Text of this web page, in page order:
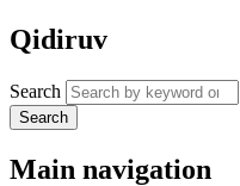
Qidiruv
Search
Search
Main navigation